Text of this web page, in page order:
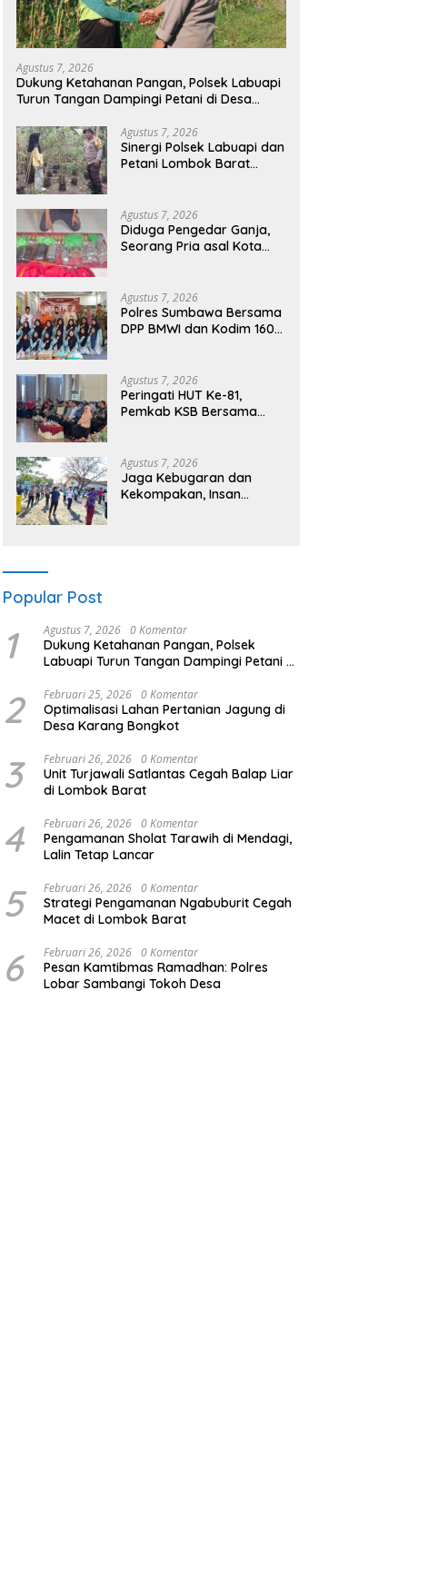
Agustus 7, 2026
Dukung Ketahanan Pangan, Polsek Labuapi
Turun Tangan Dampingi Petani di Desa
Agustus 7, 2026
Sinergi Polsek Labuapi dan
Petani Lombok Barat
Agustus 7, 2026
Diduga Pengedar Ganja,
Seorang Pria asal Kota
Agustus 7, 2026
Polres Sumbawa Bersama
DPP BMWI dan Kodim 1607
Hidayatullah
Agustus 7, 2026
Peringati HUT Ke-81,
Pemkab KSB Bersama
Hari Pertama Kehidupan”
Agustus 7, 2026
Jaga Kebugaran dan
Kekompakan, Insan
Popular Post
1 Agustus 7, 2026 0 Komentar
Dukung Ketahanan Pangan, Polsek
Labuapi Turun Tangan Dampingi Petani di
2 Februari 25, 2026 0 Komentar
Optimalisasi Lahan Pertanian Jagung di
Desa Karang Bongkot
3 Februari 26, 2026 0 Komentar
Unit Turjawali Satlantas Cegah Balap Liar
di Lombok Barat
4 Februari 26, 2026 0 Komentar
Pengamanan Sholat Tarawih di Mendagi,
Lalin Tetap Lancar
5 Februari 26, 2026 0 Komentar
Strategi Pengamanan Ngabuburit Cegah
Macet di Lombok Barat
6 Februari 26, 2026 0 Komentar
Pesan Kamtibmas Ramadhan: Polres
Lobar Sambangi Tokoh Desa